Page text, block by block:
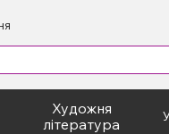
Художня
література